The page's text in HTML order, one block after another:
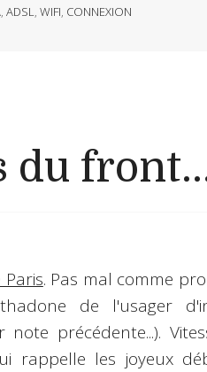
, ADSL, WIFI, CONNEXION
du
Paris. Pas mal comme
de l'usager
note précédente...).
rappelle les joyeux